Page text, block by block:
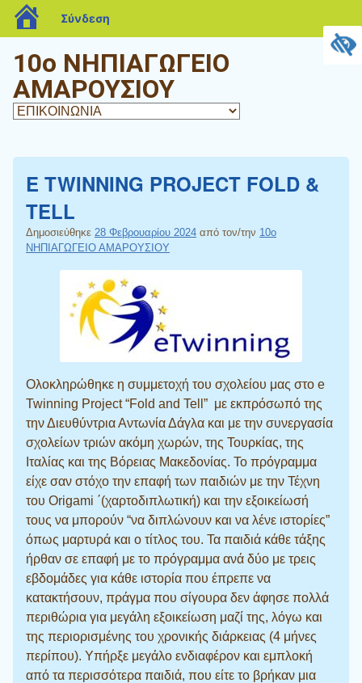
10o ΝΗΠΙΑΓΩΓΕΙΟ
ΑΜΑΡΟΥΣΙΟΥ
E TWINNING PROJECT FOLD &
TELL
Δημοσιεύθηκε 28 Φεβρουαρίου 2024 από τον/την 10ο
ΝΗΠΙΑΓΩΓΕΙΟ ΑΜΑΡΟΥΣΙΟΥ
Ολοκληρώθηκε η συμμετοχή του σχολείου μας στο e
Twinning Project “Fold and Tell” με εκπρόσωπό της
την Διευθύντρια Αντωνία Δάγλα και με την συνεργασία
σχολείων τριών ακόμη χωρών, της Τουρκίας, της
Ιταλίας και της Βόρειας Μακεδονίας. Το πρόγραμμα
είχε σαν στόχο την επαφή των παιδιών με την Τέχνη
του Origami ΄(χαρτοδιπλωτική) και την εξοικείωσή
τους να μπορούν “να διπλώνουν και να λένε ιστορίες”
όπως μαρτυρά και ο τίτλος του. Τα παιδιά κάθε τάξης
ήρθαν σε επαφή με το πρόγραμμα ανά δύο με τρεις
εβδομάδες για κάθε ιστορία που έπρεπε να
κατακτήσουν, πράγμα που σίγουρα δεν άφησε πολλά
περιθώρια για μεγάλη εξοικείωση μαζί της, λόγω και
της περιορισμένης του χρονικής διάρκειας (4 μήνες
περίπου). Υπήρξε μεγάλο ενδιαφέρον και εμπλοκή
από τα περισσότερα παιδιά, που είτε το βρήκαν μια
blogs.sch.gr
Σύνδεση